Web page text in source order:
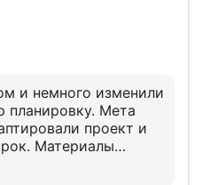
и немного изменили
планировку. Мета
проект и
Материалы
экономии не